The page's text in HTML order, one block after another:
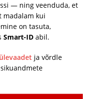
— ning veenduda, et
madalam kui
on tasuta,
Smart-ID abil.
ja võrdle